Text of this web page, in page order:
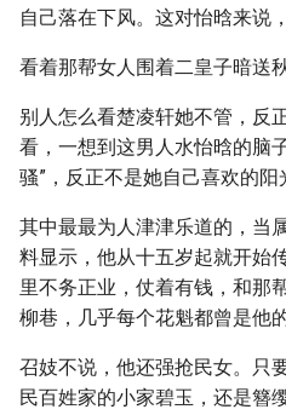
自己落在下风。这对怡晗来说
看着那帮女人围着二皇子暗送
别人怎么看楚凌轩她不管，反
看，一想到这男人水怡晗的脑
骚”，反正不是她自己喜欢的阳
其中最最为人津津乐道的，当
料显示，他从十五岁起就开始
里不务正业，仗着有钱，和那
柳巷，几乎每个花魁都曾是他
召妓不说，他还强抢民女。只
民百姓家的小家碧玉，还是簪